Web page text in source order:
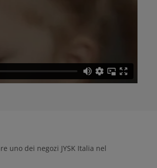
uno dei negozi JYSK Italia nel